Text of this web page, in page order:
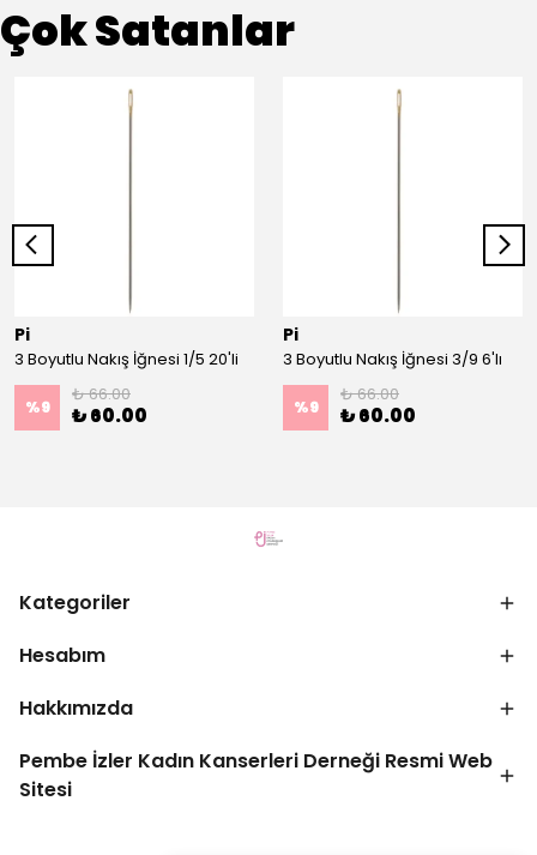
Çok Satanlar
Pi
3 Boyutlu Nakış İğnesi 1/5 20'li
%9
₺ 66.00
₺ 60.00
Pi
3 Boyutlu Nakış İğnesi 3/9 6'lı
%9
₺ 66.00
₺ 60.00
Kategoriler
Hesabım
Hakkımızda
Pembe İzler Kadın Kanserleri Derneği Resmi Web
Sitesi